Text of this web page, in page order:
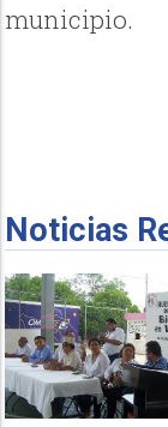
municipio.
Noticias